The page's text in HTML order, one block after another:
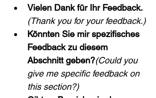
Vielen Dank für Ihr Feedback.
(Thank you for your feedback.)
Könnten Sie mir spezifisches
Feedback zu diesem
Abschnitt geben?(Could you
give me specific feedback on
this section?)